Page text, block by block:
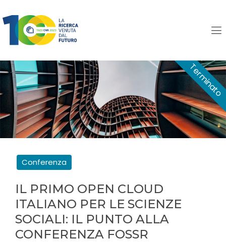
Il primo Open Cloud
italiano per le scienze
sociali: il punto alla
Conferenza FOSSR
IL PRIMO OPEN CLOUD
ITALIANO PER LE SCIENZE
SOCIALI: IL PUNTO ALLA
CONFERENZA FOSSR
Conferenza